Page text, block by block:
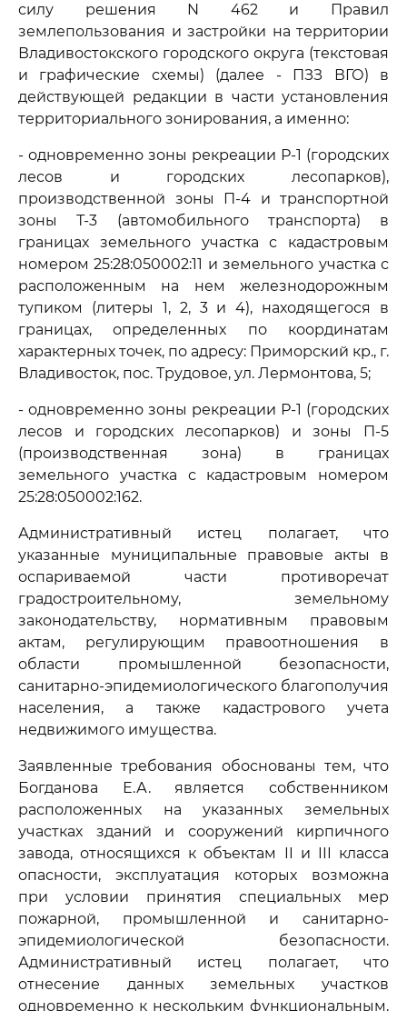
силу решения N 462 и Правил
землепользования и застройки на территории
Владивостокского городского округа (текстовая
и графические схемы) (далее - ПЗЗ ВГО) в
действующей редакции в части установления
территориального зонирования, а именно:
- одновременно зоны рекреации Р-1 (городских
лесов и городских лесопарков),
производственной зоны П-4 и транспортной
зоны Т-3 (автомобильного транспорта) в
границах земельного участка с кадастровым
номером 25:28:050002:11 и земельного участка с
расположенным на нем железнодорожным
тупиком (литеры 1, 2, 3 и 4), находящегося в
границах, определенных по координатам
характерных точек, по адресу: Приморский кр., г.
Владивосток, пос. Трудовое, ул. Лермонтова, 5;
- одновременно зоны рекреации Р-1 (городских
лесов и городских лесопарков) и зоны П-5
(производственная зона) в границах
земельного участка с кадастровым номером
25:28:050002:162.
Административный истец полагает, что
указанные муниципальные правовые акты в
оспариваемой части противоречат
градостроительному, земельному
законодательству, нормативным правовым
актам, регулирующим правоотношения в
области промышленной безопасности,
санитарно-эпидемиологического благополучия
населения, а также кадастрового учета
недвижимого имущества.
Заявленные требования обоснованы тем, что
Богданова Е.А. является собственником
расположенных на указанных земельных
участках зданий и сооружений кирпичного
завода, относящихся к объектам II и III класса
опасности, эксплуатация которых возможна
при условии принятия специальных мер
пожарной, промышленной и санитарно-
эпидемиологической безопасности.
Административный истец полагает, что
отнесение данных земельных участков
одновременно к нескольким функциональным,